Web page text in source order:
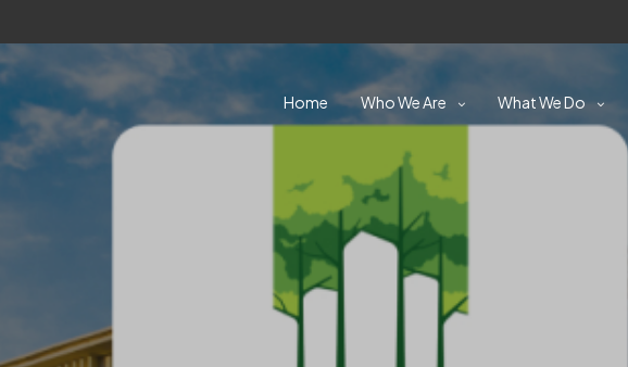
Home Who We Are What We Do